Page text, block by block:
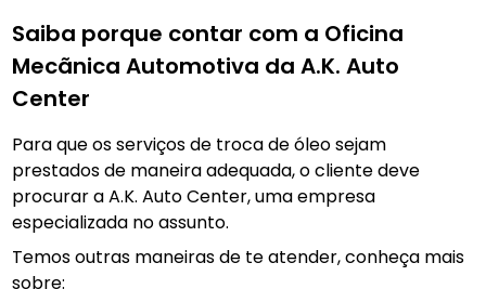
Saiba porque contar com a Oficina
Mecãnica Automotiva da A.K. Auto
Center
Para que os serviços de troca de óleo sejam
prestados de maneira adequada, o cliente deve
procurar a A.K. Auto Center, uma empresa
especializada no assunto.
Temos outras maneiras de te atender, conheça mais
sobre: